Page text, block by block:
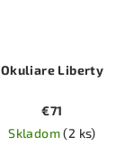
Okuliare Liberty
€71
Skladom(2 ks)